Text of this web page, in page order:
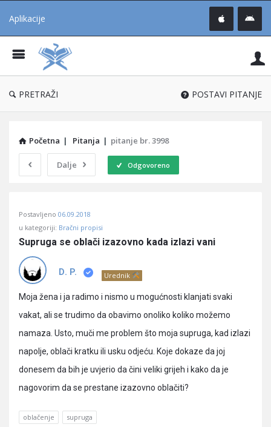
Aplikacije
®
PRETRAŽI POSTAVI PITANJE
Početna | Pitanja | pitanje br. 3998
Dalje Odgovoreno
Učene
Latest
Pitanja
Postavljeno 06.09.2018
u kategoriji: Bračni propisi
Supruga se oblači izazovno kada izlazi vani
D. P. Urednik
Moja žena i ja radimo i nismo u mogućnosti klanjati svaki
vakat, ali se trudimo da obavimo onoliko koliko možemo
namaza. Usto, muči me problem što moja supruga, kad izlazi
napolje, oblači kratku ili usku odjeću. Koje dokaze da joj
donesem da bih je uvjerio da čini veliki grijeh i kako da je
nagovorim da se prestane izazovno oblačiti?
oblačenje supruga